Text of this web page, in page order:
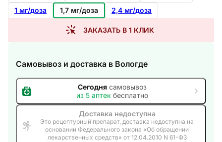
1 мг/доза
1,7 мг/доза 2,4 мг/доза
ЗАКАЗАТЬ В 1 КЛИК
Самовывоз и доставка в Вологде
Сегоднясамовывоз
из 5 аптек бесплатно
Доставка недоступна
Это рецептурный препарат, доставка недоступна на
основании Федерального закона «Об обращении
лекарственных средств» от 12.04.2010 N 61-ФЗ